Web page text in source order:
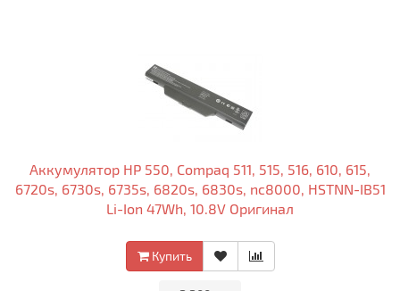
Аккумулятор HP 550, Compaq 511, 515, 516, 610, 615,
6720s, 6730s, 6735s, 6820s, 6830s, nc8000, HSTNN-IB51
Li-Ion 47Wh, 10.8V Оригинал
Купить